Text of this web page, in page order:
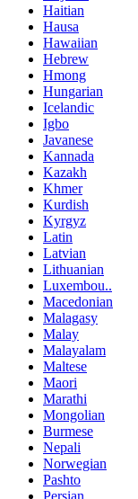
Haitian
Hausa
Hawaiian
Hebrew
Hmong
Hungarian
Icelandic
Igbo
Javanese
Kannada
Kazakh
Khmer
Kurdish
Kyrgyz
Latin
Latvian
Lithuanian
Luxembou..
Macedonian
Malagasy
Malay
Malayalam
Maltese
Maori
Marathi
Mongolian
Burmese
Nepali
Norwegian
Pashto
Persian